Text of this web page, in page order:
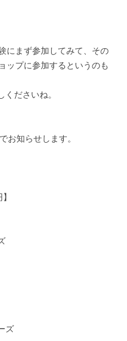
にまず参加してみて、その
ップに参加するというのも
ださいね。
でお知らせします。
ズ